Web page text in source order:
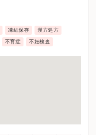
凍結保存 漢方処方
不育症 不妊検査